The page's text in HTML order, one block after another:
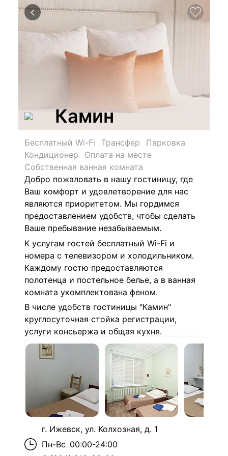
Камин
Бесплатный Wi-Fi Трансфер
Парковка
Кондиционер
Оплата на месте
Собственная ванная комната
Добро пожаловать в нашу гостиницу, где
Ваш комфорт и удовлетворение для нас
являются приоритетом. Мы гордимся
предоставлением удобств, чтобы сделать
Ваше пребывание незабываемым.
К услугам гостей бесплатный Wi-Fi и
номера с телевизором и холодильником.
Каждому гостю предоставляются
полотенца и постельное белье, а в ванная
комната укомплектована феном.
В числе удобств гостиницы "Камин"
круглосуточная стойка регистрации,
услуги консьержа и общая кухня.
г. Ижевск, ул. Колхозная, д. 1
Пн-Вс 00:00-24:00